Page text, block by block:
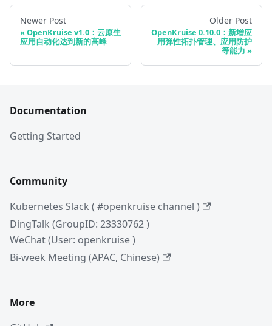
Newer Post
OpenKruise v1.0：云原生
应用自动化达到新的高峰
Older Post
OpenKruise 0.10.0：新增应
用弹性拓扑管理、应用防护
等能力
Documentation
Getting Started
Community
Kubernetes Slack ( #openkruise channel )
DingTalk (GroupID: 23330762 )
WeChat (User: openkruise )
Bi-week Meeting (APAC, Chinese)
More